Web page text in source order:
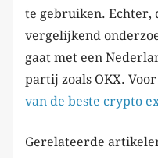
te gebruiken. Echter,
vergelijkend
gaat met een
partij zoals OKX.
van de beste crypto
Gerelateerde